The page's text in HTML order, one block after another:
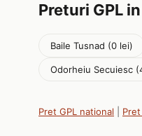
Preturi GPL
Baile Tusnad (0 lei)
Odorheiu Secuiesc
Pret GPL national